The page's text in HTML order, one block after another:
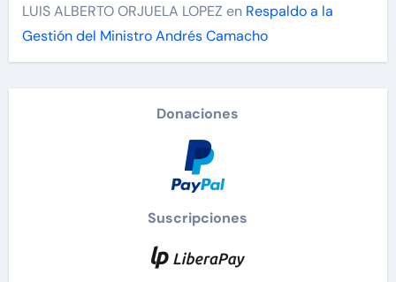
LUIS ALBERTO ORJUELA LOPEZ en Respaldo a la
Gestión del Ministro Andrés Camacho
Donaciones
Suscripciones